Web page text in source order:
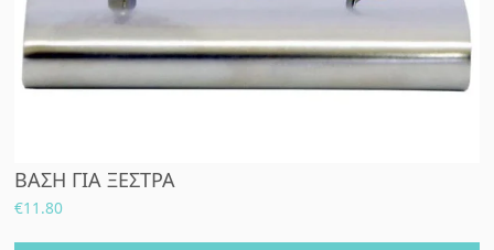
ΒΑΣΗ ΓΙΑ ΞΕΣΤΡΑ
€11.80